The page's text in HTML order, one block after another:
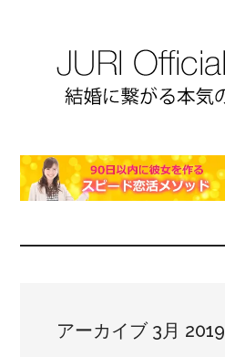
アーカイブ 3月 2019